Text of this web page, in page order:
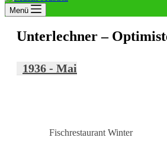
Menü
Unterlechner –
1936 - Mai
Fischrestaurant Winter